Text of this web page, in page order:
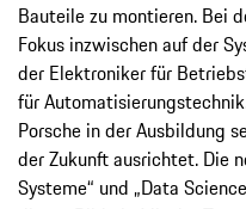
Bauteile zu montieren. Bei
Fokus inzwischen auf der
der Elektroniker für
für
Porsche in der Ausbildung
der ­Zukunft ausrichtet. Die
Systeme“ und „Data